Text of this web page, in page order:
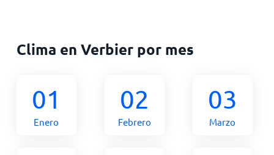
Clima en Verbier por mes
01
Enero
02
Febrero
03
Marzo